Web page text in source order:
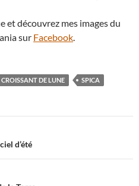
et découvrez mes images du
sur Facebook
CROISSANT DE LUNE SPICA
d’été